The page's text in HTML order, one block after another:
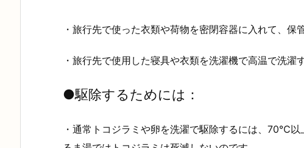
・旅行先で使った衣類や荷物を密閉容器に入れて、保
・旅行先で使用した寝具や衣類を洗濯機で高温で洗濯
●駆除するためには ：
・通常トコジラミや卵を洗濯で駆除するには、70℃